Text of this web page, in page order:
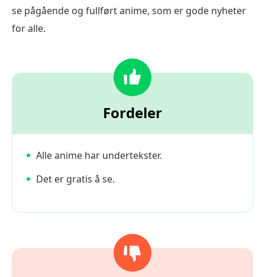
se pågående og fullført anime, som er gode nyheter
for alle.
Fordeler
Alle anime har undertekster.
Det er gratis å se.